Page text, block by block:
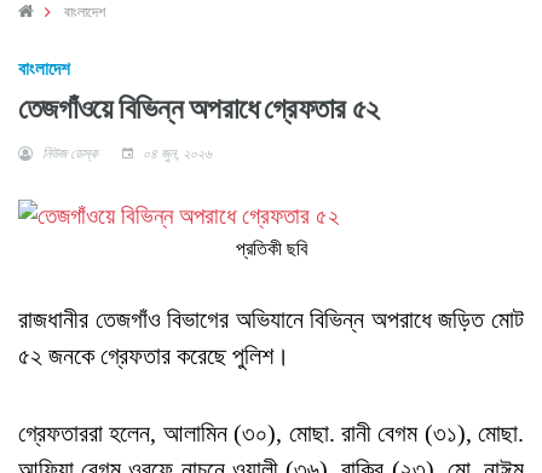
বাংলাদেশ
বাংলাদেশ
তেজগাঁওয়ে বিভিন্ন অপরাধে গ্রেফতার ৫২
নিউজ ডেস্ক ০৪ জুন, ২০২৬
প্রতিকী ছবি
রাজধানীর তেজগাঁও বিভাগের অভিযানে বিভিন্ন অপরাধে জড়িত মোট
৫২ জনকে গ্রেফতার করেছে পুলিশ।
গ্রেফতাররা হলেন, আলামিন (৩০), মোছা. রানী বেগম (৩১), মোছা.